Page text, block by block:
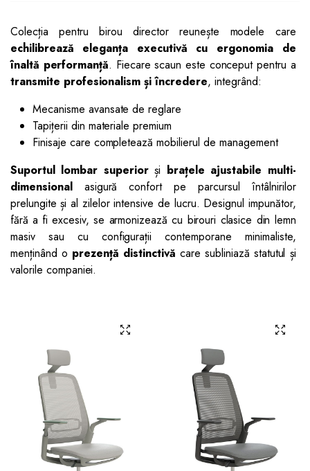
Colecția pentru birou director reunește modele care
echilibrează eleganța executivă cu ergonomia de
înaltă performanță. Fiecare scaun este conceput pentru a
transmite profesionalism și încredere, integrând:
Mecanisme avansate de reglare
Tapițerii din materiale premium
Finisaje care completează mobilierul de management
Suportul lombar superiorși brațele ajustabile multi-
dimensionalasigură confort pe parcursul întâlnirilor
prelungite și al zilelor intensive de lucru. Designul impunător,
fără a fi excesiv, se armonizează cu birouri clasice din lemn
masiv sau cu configurații contemporane minimaliste,
menținând o prezență distinctivă care subliniază statutul și
valorile companiei.